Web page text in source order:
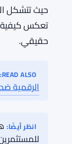
ما الذي
أعضاء
أن
بالنسبة
حيث تتشكل
تعكس